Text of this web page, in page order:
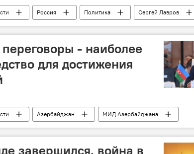
Россия Политика
Сергей Лавров
Европа СВО Украина
Переговоры
- наиболее
для достижения
Азербайджан
МИД Азербайджана
Джейхун Байрамов Катар Заседание
завершился, война в